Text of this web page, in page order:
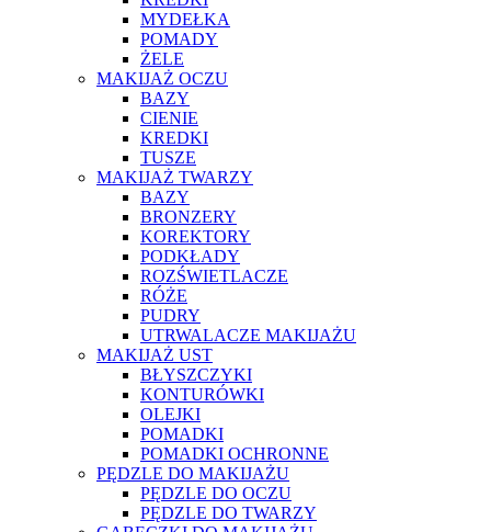
MYDEŁKA
POMADY
ŻELE
MAKIJAŻ OCZU
BAZY
CIENIE
KREDKI
TUSZE
MAKIJAŻ TWARZY
BAZY
BRONZERY
KOREKTORY
PODKŁADY
ROZŚWIETLACZE
RÓŻE
PUDRY
UTRWALACZE MAKIJAŻU
MAKIJAŻ UST
BŁYSZCZYKI
KONTURÓWKI
OLEJKI
POMADKI
POMADKI OCHRONNE
PĘDZLE DO MAKIJAŻU
PĘDZLE DO OCZU
PĘDZLE DO TWARZY